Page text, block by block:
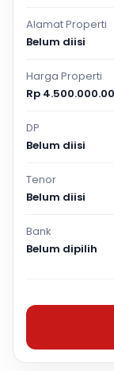
Alamat Properti
Belum diisi
Harga Properti
Rp
DP
Belum diisi
Tenor
Belum diisi
Bank
Belum dipilih